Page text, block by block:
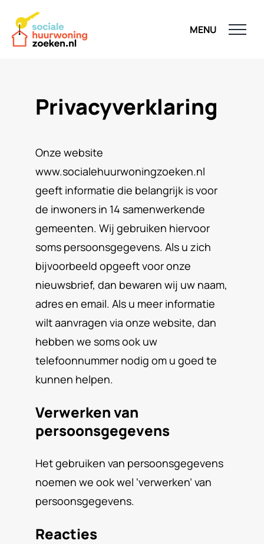
naar
inhoud
Privacyverklaring
Onze website
www.socialehuurwoningzoeken.nl
geeft informatie die belangrijk is voor
de inwoners in 14 samenwerkende
gemeenten. Wij gebruiken hiervoor
soms persoonsgegevens. Als u zich
bijvoorbeeld opgeeft voor onze
nieuwsbrief, dan bewaren wij uw naam,
adres en email. Als u meer informatie
wilt aanvragen via onze website, dan
hebben we soms ook uw
telefoonnummer nodig om u goed te
kunnen helpen.
Verwerken van
persoonsgegevens
Het gebruiken van persoonsgegevens
noemen we ook wel ‘verwerken’ van
persoonsgegevens.
Reacties